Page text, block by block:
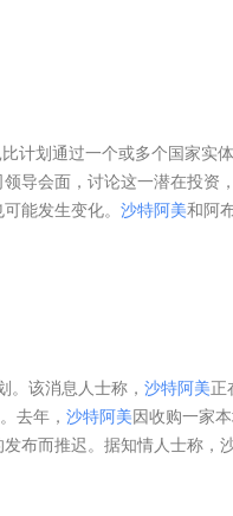
计划通过一个或多个国家实
导会面，讨论这一潜在投资
能发生变化。 沙特阿美和阿
。该消息人士称， 沙特阿美正
去年， 沙特阿美因收购一家
布而推迟。据知情人士称，